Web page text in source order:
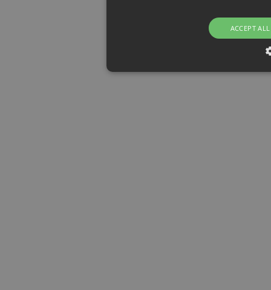
ACCEPT ALL